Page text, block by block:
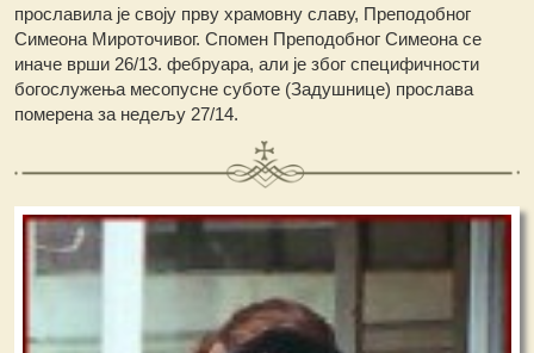
прославила је своју прву храмовну славу, Преподобног
Симеона Мироточивог. Спомен Преподобног Симеона се
иначе врши 26/13. фебруара, али је због специфичности
богослужења месопусне суботе (Задушнице) прослава
померена за недељу 27/14.